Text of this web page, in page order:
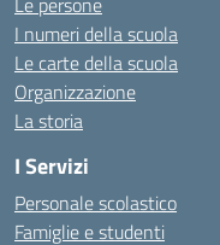
I numeri della scuola
Le carte della scuola
Organizzazione
La storia
I Servizi
Personale scolastico
Famiglie e studenti